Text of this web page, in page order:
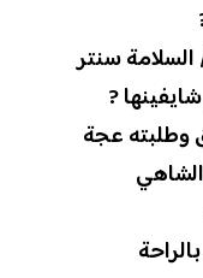
سنتر
?
عجة